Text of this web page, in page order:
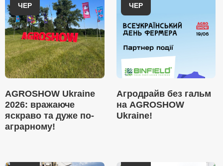
ЧЕР
AGROSHOW Ukraine
2026: вражаюче
яскраво та дуже по-
аграрному!
ЧЕР
Агродрайв без гальм
на AGROSHOW
Ukraine!